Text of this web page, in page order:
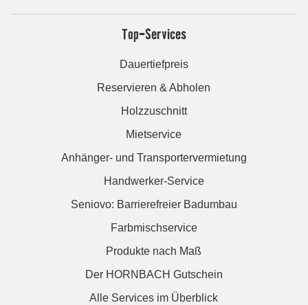
Top-Services
Dauertiefpreis
Reservieren & Abholen
Holzzuschnitt
Mietservice
Anhänger- und Transportervermietung
Handwerker-Service
Seniovo: Barrierefreier Badumbau
Farbmischservice
Produkte nach Maß
Der HORNBACH Gutschein
Alle Services im Überblick